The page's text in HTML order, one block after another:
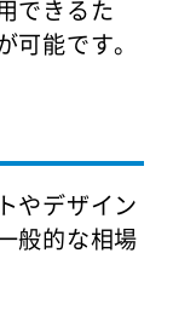
できるた
能です。
やデザイン
般的な相場